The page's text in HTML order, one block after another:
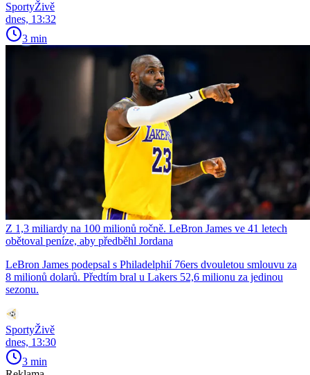
SportyŽivě
dnes, 13:32
3 min
Z 1,3 miliardy na 100 milionů ročně. LeBron James ve 41 letech
obětoval peníze, aby předběhl Jordana
LeBron James podepsal s Philadelphií 76ers dvouletou smlouvu za
8 milionů dolarů. Předtím bral u Lakers 52,6 milionu za jedinou
sezonu.
SportyŽivě
dnes, 13:30
3 min